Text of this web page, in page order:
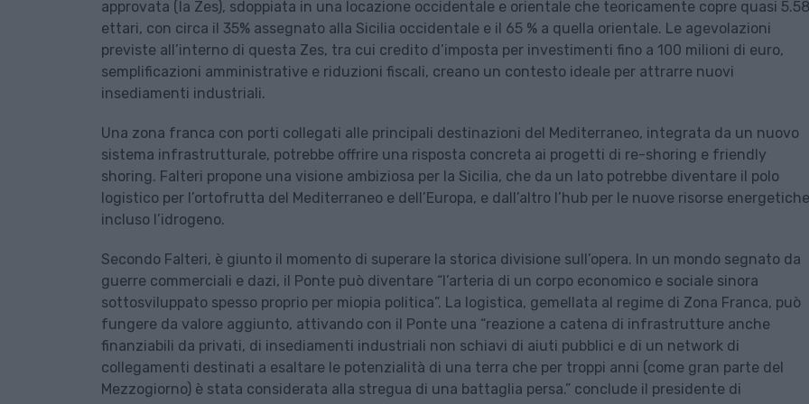
approvata (la Zes), sdoppiata in una locazione occidentale e orientale che teoricamente copre quasi
ettari, con circa il 35% assegnato alla Sicilia occidentale e il 65 % a quella orientale. Le agevolazioni
previste all’interno di questa Zes, tra cui credito d’imposta per investimenti fino a 100 milioni di euro,
semplificazioni amministrative e riduzioni fiscali, creano un contesto ideale per attrarre nuovi
insediamenti industriali.
Una zona franca con porti collegati alle principali destinazioni del Mediterraneo, integrata da un nuovo
sistema infrastrutturale, potrebbe offrire una risposta concreta ai progetti di re-shoring e friendly
shoring. Falteri propone una visione ambiziosa per la Sicilia, che da un lato potrebbe diventare il polo
logistico per l’ortofrutta del Mediterraneo e dell’Europa, e dall’altro l’hub per le nuove risorse
incluso l’idrogeno.
Secondo Falteri, è giunto il momento di superare la storica divisione sull’opera. In un mondo segnato da
guerre commerciali e dazi, il Ponte può diventare “l’arteria di un corpo economico e sociale sinora
sottosviluppato spesso proprio per miopia politica”. La logistica, gemellata al regime di Zona Franca, può
fungere da valore aggiunto, attivando con il Ponte una “reazione a catena di infrastrutture anche
finanziabili da privati, di insediamenti industriali non schiavi di aiuti pubblici e di un network di
collegamenti destinati a esaltare le potenzialità di una terra che per troppi anni (come gran parte del
Mezzogiorno) è stata considerata alla stregua di una battaglia persa.” conclude il presidente di